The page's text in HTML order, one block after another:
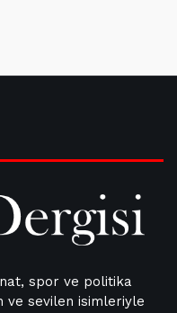
spor ve politika
ve sevilen isimleriyle